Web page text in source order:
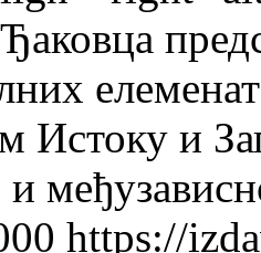
Истоку и
и
https://